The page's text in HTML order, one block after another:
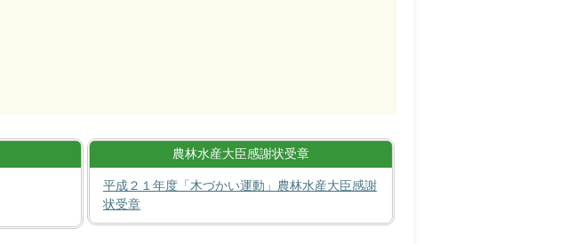
農林水産大臣感謝状受章
平成２１年度「木づかい運動」農林水産大臣感謝
状受章